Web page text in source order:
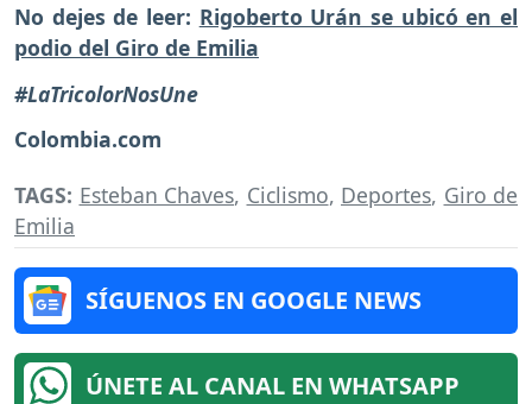
No dejes de leer: Rigoberto Urán se ubicó en el
podio del Giro de Emilia
#LaTricolorNosUne
Colombia.com
TAGS: Esteban Chaves, Ciclismo, Deportes, Giro de
Emilia
SÍGUENOS EN GOOGLE NEWS
ÚNETE AL CANAL EN WHATSAPP